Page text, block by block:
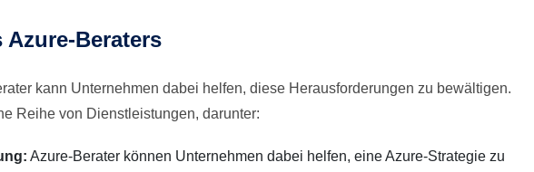
Azure-Beraters
kann Unternehmen dabei helfen, diese Herausforderungen zu bewältigen.
Reihe von Dienstleistungen, darunter:
Azure-Berater können Unternehmen dabei helfen, eine Azure-Strategie zu